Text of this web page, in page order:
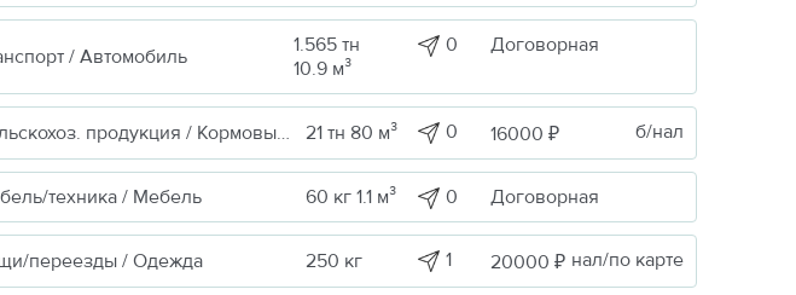
/ Автомобиль
1.565 тн
10.9 м³
0 Договорная
Сельскохоз. продукция / Кормовые/пищевые добавки 21 тн 80 м³ 0 16000 ₽ б/нал
техника / Мебель 60 кг 1.1 м³ 0 Договорная
переезды / Одежда 250 кг 1 20000 ₽ нал/по карте